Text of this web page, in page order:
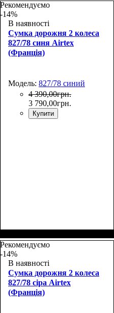
Рекомендуємо
-14%
В наявності
Сумка дорожня 2 колеса
827/78 синя Airtex
(Франція)
Модель: 827/78 синий
4 390,00грн.
3 790,00грн.
Купити
78х39х35
Рекомендуємо
-14%
В наявності
Сумка дорожня 2 колеса
827/78 сіра Airtex
(Франція)